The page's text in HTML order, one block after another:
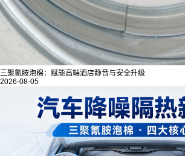
三聚氰胺泡棉：赋能高端酒店静音与安全升级
2026-08-05